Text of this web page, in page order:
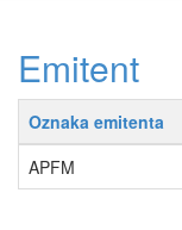
Emitent
Oznaka emitenta
APFM